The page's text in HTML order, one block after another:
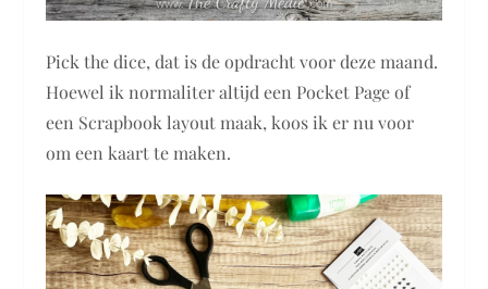
Pick the dice, dat is de opdracht voor deze maand.
Hoewel ik normaliter altijd een Pocket Page of
een Scrapbook layout maak, koos ik er nu voor
om een kaart te maken.